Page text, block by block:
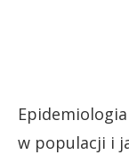
w populacji i